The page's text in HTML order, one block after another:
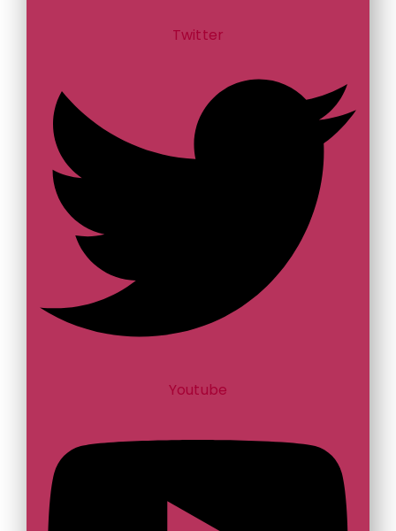
Twitter
Youtube